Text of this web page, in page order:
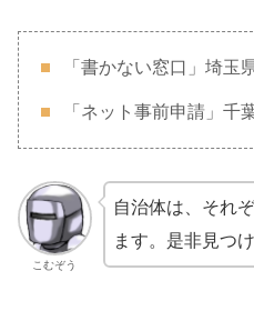
「書かない窓口」埼玉
「ネット事前申請」千
こむぞう
自治体は、それ
ます。是非見つ